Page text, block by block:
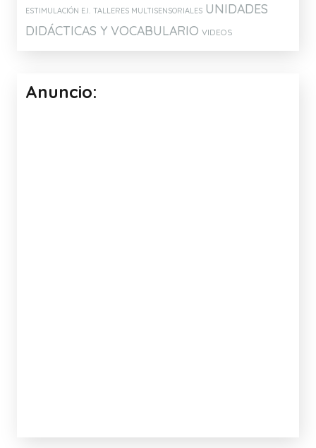
ESTIMULACIÓN E.I. TALLERES MULTISENSORIALES UNIDADES
DIDÁCTICAS Y VOCABULARIO VIDEOS
Anuncio: